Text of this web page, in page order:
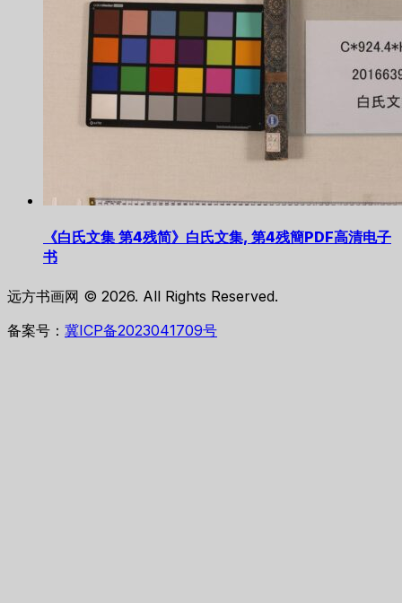
《白氏文集 第4残简》白氏文集, 第4残簡PDF高清电子
书
远方书画网 © 2026. All Rights Reserved.
备案号： 冀ICP备2023041709号